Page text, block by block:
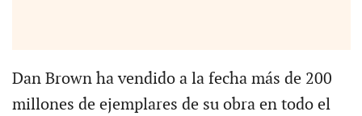
Dan Brown ha vendido a la fecha más de 200
millones de ejemplares de su obra en todo el